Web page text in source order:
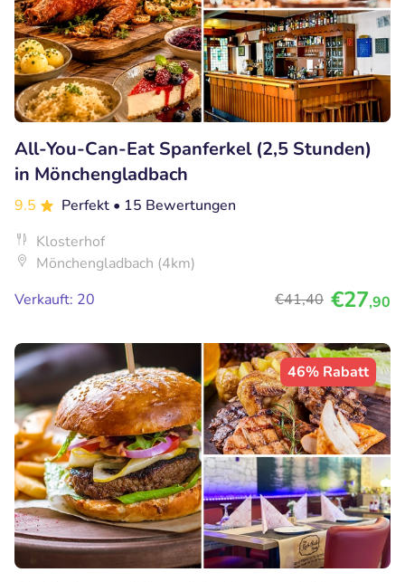
All-You-Can-Eat Spanferkel (2,5 Stunden)
in Mönchengladbach
9.5 Perfekt • 15 Bewertungen
Klosterhof
Mönchengladbach (4km)
Verkauft: 20
€41,40 €27,90
46% Rabatt